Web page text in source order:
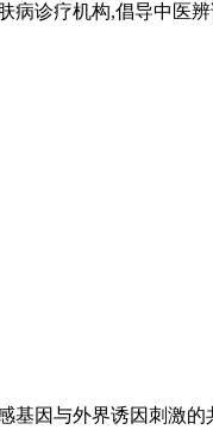
病诊疗机构,倡导中医
基因与外界诱因刺激